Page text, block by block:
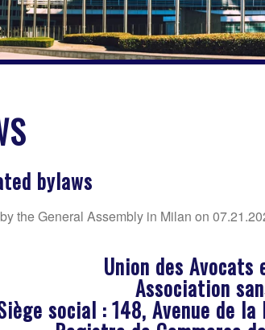
bylaws
the General Assembly in Milan on
Union des Avocats
Association
social : 148, Avenue de